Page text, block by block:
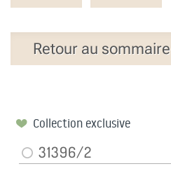
Retour au sommaire
Collection exclusive
31396/2